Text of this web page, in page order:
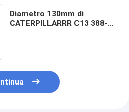
Diametro 130mm di
CATERPILLARRR C13 388-